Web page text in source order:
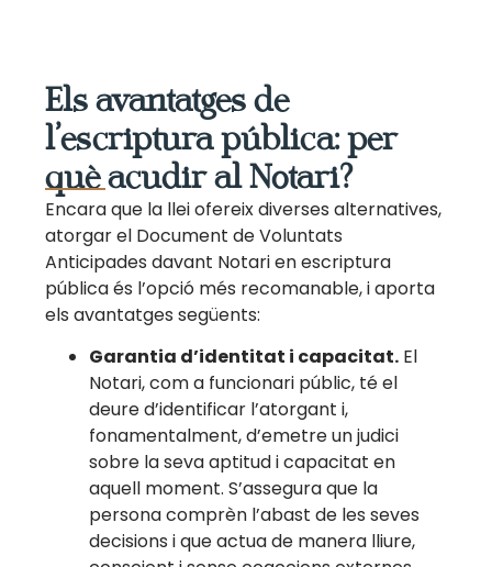
Els avantatges de
l’escriptura pública: per
què acudir al Notari?
Encara que la llei ofereix diverses alternatives,
atorgar el Document de Voluntats
Anticipades davant Notari en escriptura
pública és l’opció més recomanable, i aporta
els avantatges següents:
Garantia d’identitat i capacitat. El
Notari, com a funcionari públic, té el
deure d’identificar l’atorgant i,
fonamentalment, d’emetre un judici
sobre la seva aptitud i capacitat en
aquell moment. S’assegura que la
persona comprèn l’abast de les seves
decisions i que actua de manera lliure,